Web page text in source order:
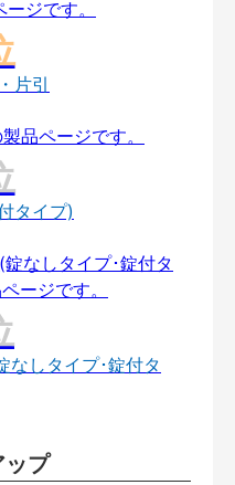
片引
タイプ)
なしタイプ･錠付タ
ップ